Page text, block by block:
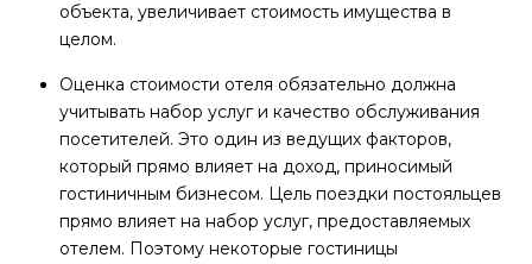
объекта, увеличивает стоимость имущества в
целом.
Оценка стоимости отеля обязательно должна
учитывать набор услуг и качество обслуживания
посетителей. Это один из ведущих факторов,
который прямо влияет на доход, приносимый
гостиничным бизнесом. Цель поездки постояльцев
прямо влияет на набор услуг, предоставляемых
отелем. Поэтому некоторые гостиницы